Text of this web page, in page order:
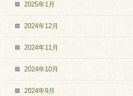
2025年1月
2024年12月
2024年11月
2024年10月
2024年9月